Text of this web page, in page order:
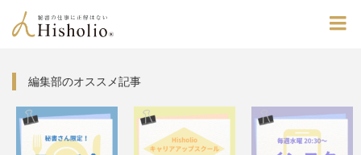
編集部のオススメ記事